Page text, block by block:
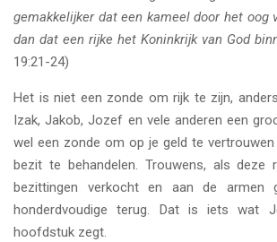
gemakkelijker dat een kameel door het oog
dan dat een rijke het Koninkrijk van God
19:21-24)
Het is niet een zonde om rijk te zijn,
Izak, Jakob, Jozef en vele anderen een
wel een zonde om op je geld te
bezit te behandelen. Trouwens, als deze
bezittingen verkocht en aan de armen
honderdvoudige terug. Dat is iets wat
hoofdstuk zegt.